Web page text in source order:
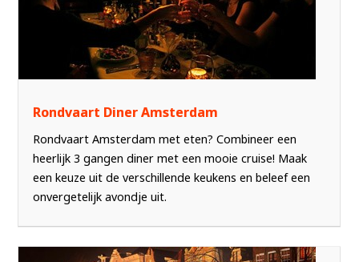
Rondvaart Diner Amsterdam
Rondvaart Amsterdam met eten? Combineer een
heerlijk 3 gangen diner met een mooie cruise! Maak
een keuze uit de verschillende keukens en beleef een
onvergetelijk avondje uit.